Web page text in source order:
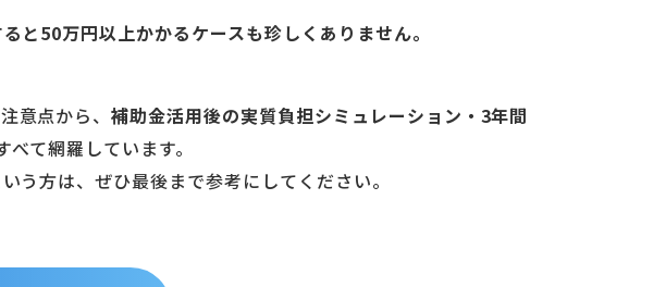
と50万円以上かかるケースも珍しくありません。
意点から、補助金活用後の実質負担シミュレーション・3年間
て網羅しています。
う方は、ぜひ最後まで参考にしてください。